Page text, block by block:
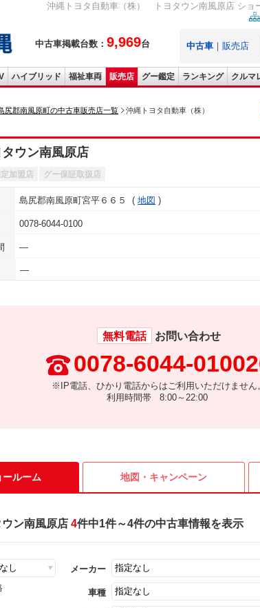
沖縄トヨタ自動車（株） トヨタウン南風原店 ショ
中古車掲載台数： 9,969台 中古車 ｜ 販売店
ハイブリッド 福祉車両 販売店 グー鑑定 ランキング クルマ
尻郡南風原町の中古車販売店一覧
沖縄トヨタ自動車（株）
ウン南風原店
加盟店 グー保証取扱店
島尻郡南風原町宮平６６５ 地図
0078-6044-0100
―
―
無料電話 お問い合わせ
0078-6044-
※IP電話、ひかり電話からはご利用いただけません
利用時間帯 8:00～22:00
ールーム 地図・ キャンペーン
ン南風原店 4件中1件～4件の中古車情報を表示
メーカー
車種